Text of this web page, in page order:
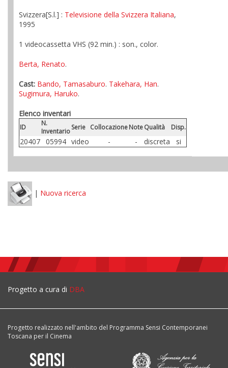
Svizzera[S.l.] : Televisione della Svizzera Italiana,
1995
1 videocassetta VHS (92 min.) : son., color.
Berta, Renato.
Cast: Bando, Tamasaburo. Takehara, Han.
Sugimura, Haruko.
Elenco inventari
ID
N.
InventarioSerie CollocazioneNoteQualità Disp.
20407 05994 video - - discreta si
| Nuova ricerca
Progetto a cura di DBA
Progetto realizzato nell'ambito del Programma Sensi Contemporanei
Toscana per il Cinema